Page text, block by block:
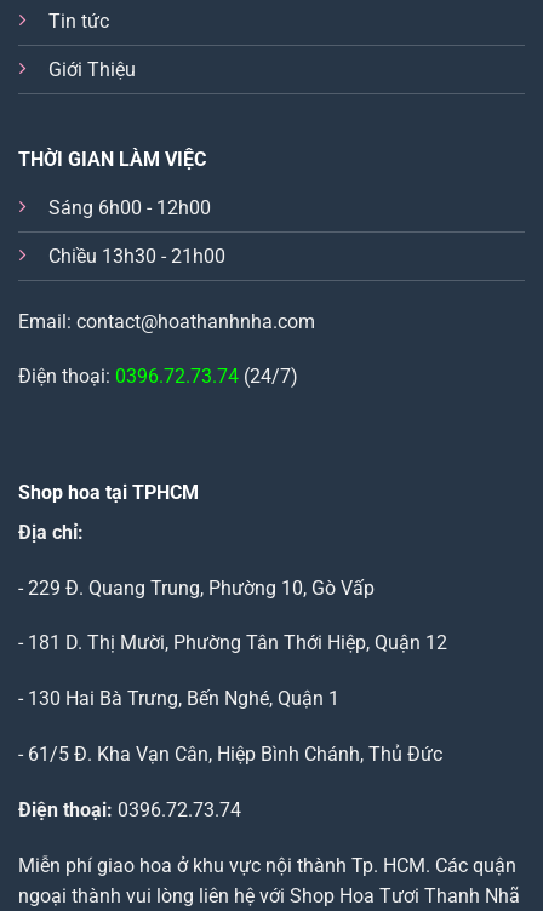
Tin tức
Giới Thiệu
THỜI GIAN LÀM VIỆC
Sáng 6h00 - 12h00
Chiều 13h30 - 21h00
Email: contact@hoathanhnha.com
Điện thoại: 0396.72.73.74 (24/7)
Shop hoa tại TPHCM
Địa chỉ:
- 229 Đ. Quang Trung, Phường 10, Gò Vấp
- 181 D. Thị Mười, Phường Tân Thới Hiệp, Quận 12
- 130 Hai Bà Trưng, Bến Nghé, Quận 1
- 61/5 Đ. Kha Vạn Cân, Hiệp Bình Chánh, Thủ Đức
Điện thoại: 0396.72.73.74
Miễn phí giao hoa ở khu vực nội thành Tp. HCM. Các quận
ngoại thành vui lòng liên hệ với Shop Hoa Tươi Thanh Nhã